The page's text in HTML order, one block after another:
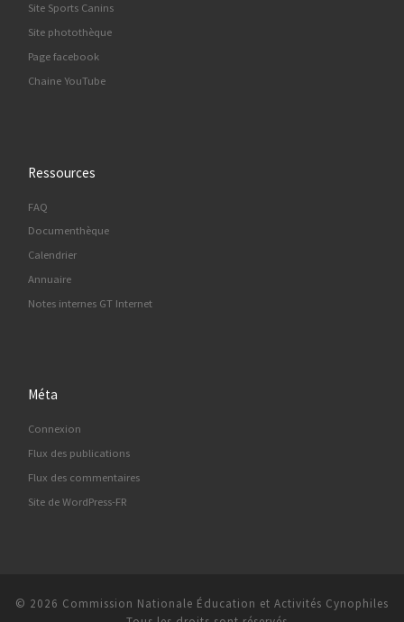
Site Sports Canins
Site photothèque
Page facebook
Chaine YouTube
Ressources
FAQ
Documenthèque
Calendrier
Annuaire
Notes internes GT Internet
Méta
Connexion
Flux des publications
Flux des commentaires
Site de WordPress-FR
© 2026 Commission Nationale Éducation et Activités Cynophiles